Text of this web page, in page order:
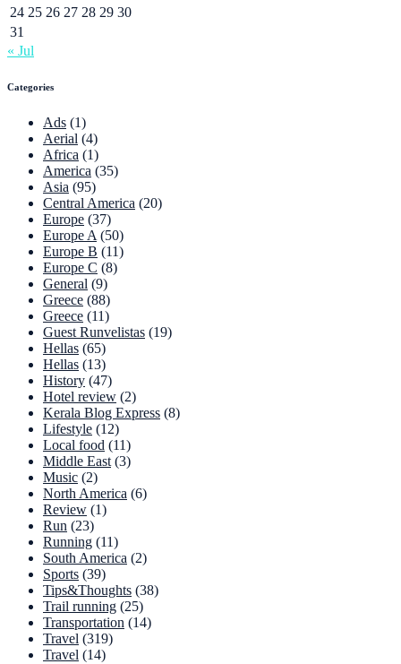
24 25 26 27 28 29 30
31
« Jul
Categories
Ads (1)
Aerial (4)
Africa (1)
America (35)
Asia (95)
Central America (20)
Europe (37)
Europe A (50)
Europe B (11)
Europe C (8)
General (9)
Greece (88)
Greece (11)
Guest Runvelistas (19)
Hellas (65)
Hellas (13)
History (47)
Hotel review (2)
Kerala Blog Express (8)
Lifestyle (12)
Local food (11)
Middle East (3)
Music (2)
North America (6)
Review (1)
Run (23)
Running (11)
South America (2)
Sports (39)
Tips&Thoughts (38)
Trail running (25)
Transportation (14)
Travel (319)
Travel (14)